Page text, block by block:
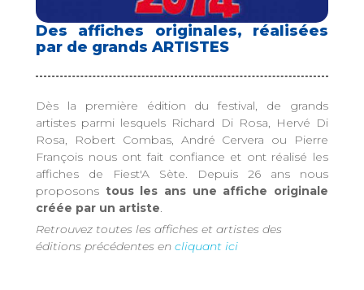
Des affiches originales, réalisées
par de grands ARTISTES
Dès la première édition du festival, de grands
artistes parmi lesquels Richard Di Rosa, Hervé Di
Rosa, Robert Combas, André Cervera ou Pierre
François nous ont fait confiance et ont réalisé les
affiches de Fiest'A Sète. Depuis 26 ans nous
proposons tous les ans une affiche originale
créée par un artiste.
Retrouvez toutes les affiches et artistes des
éditions précédentes en cliquant ici